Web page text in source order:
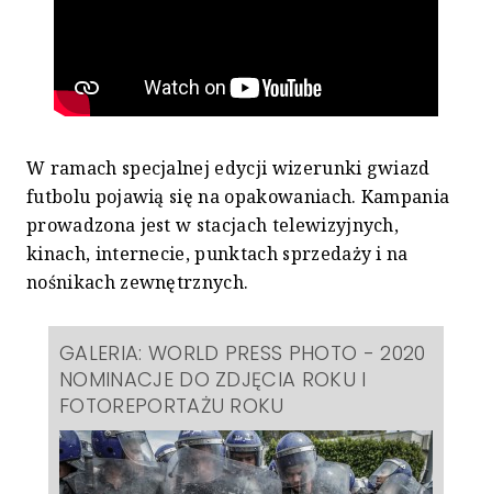
W ramach specjalnej edycji wizerunki gwiazd
futbolu pojawią się na opakowaniach. Kampania
prowadzona jest w stacjach telewizyjnych,
kinach, internecie, punktach sprzedaży i na
nośnikach zewnętrznych.
GALERIA: WORLD PRESS PHOTO - 2020
NOMINACJE DO ZDJĘCIA ROKU I
FOTOREPORTAŻU ROKU